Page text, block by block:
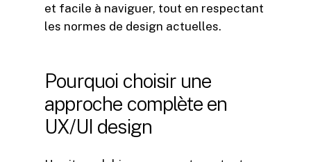
et facile à naviguer, tout en respectant
les normes de design actuelles.
Pourquoi choisir une
approche complète en
UX/UI design